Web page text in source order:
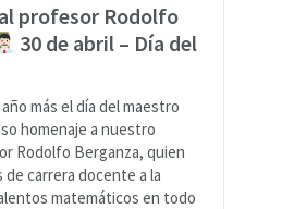
profesor Rodolfo
30 de abril – Día del
más el día del maestro
homenaje a nuestro
Rodolfo Berganza, quien
de carrera docente a la
matemáticos en todo